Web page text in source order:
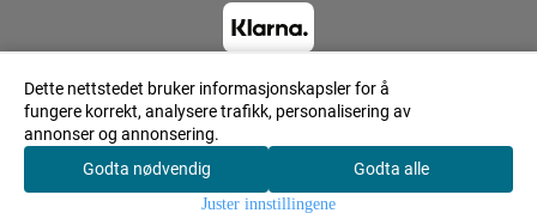
© 2023 Lyrdesign.no - Powered by Mystore.no
Dette nettstedet bruker informasjonskapsler for å
fungere korrekt, analysere trafikk, personalisering av
annonser og annonsering.
Godta nødvendig
Godta alle
Juster innstillingene